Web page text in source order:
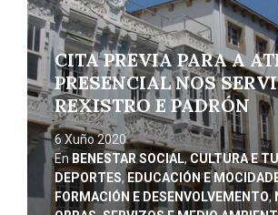
CITA PREVIA PARA A
PRESENCIAL NOS
REXISTRO E PADRÓN
6 Xuño 2020
EnBENESTAR SOCIAL, CULTURA E
DEPORTES,EDUCACIÓN E
FORMACIÓN E DESENVOLVEMENTO,